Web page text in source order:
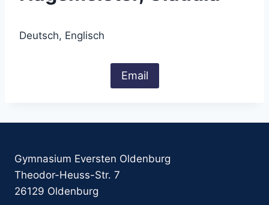
Deutsch, Englisch
Email
Gymnasium Eversten Oldenburg
Theodor-Heuss-Str. 7
26129 Oldenburg